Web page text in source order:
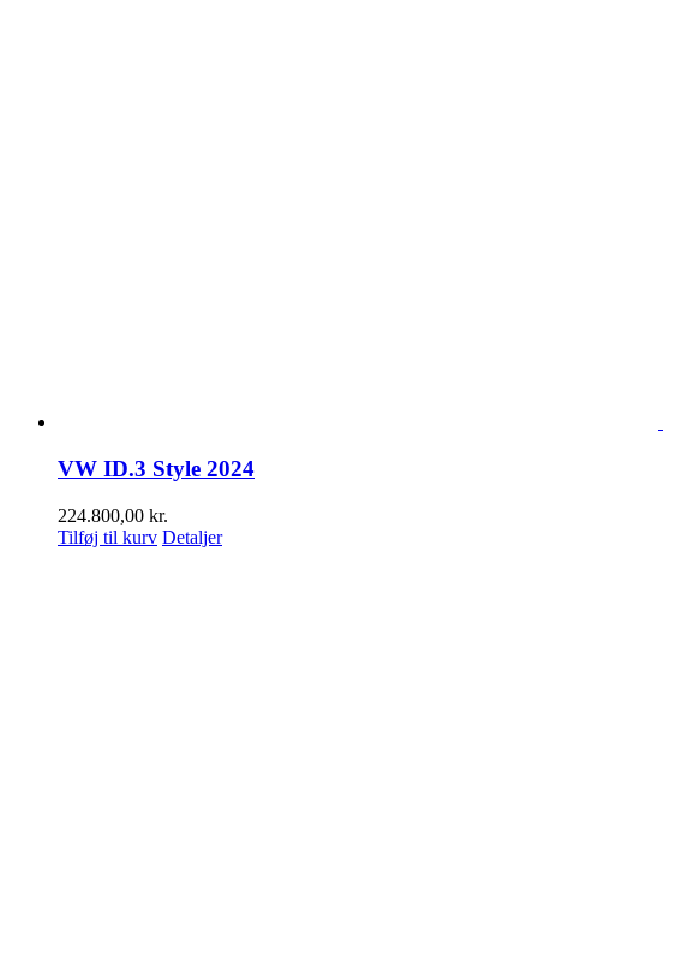
VW ID.3 Style 2024
224.800,00 kr.
Tilføj til kurv Detaljer